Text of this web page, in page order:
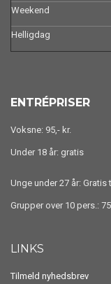
Weekend
Helligdag
ENTRÉPRISER
Voksne: 95,- kr.
Under 18 år: gratis
Unge under 27 år:
Grupper over 10 pers.:
LINKS
Tilmeld nyhedsbrev